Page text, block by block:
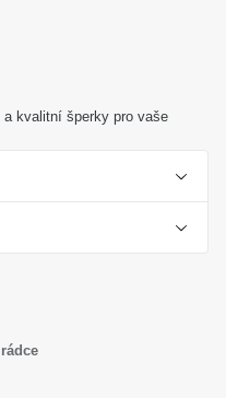
kvalitní šperky pro vaše